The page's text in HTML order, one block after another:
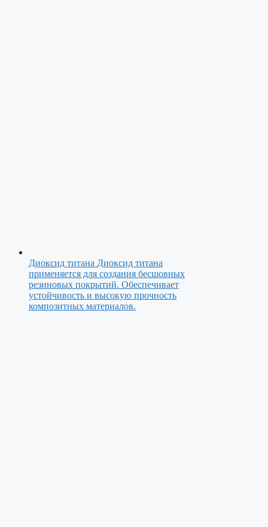
Диоксид титана Диоксид титана
применяется для создания бесшовных
резиновых покрытий. Обеспечивает
устойчивость и высокую прочность
композитных материалов.